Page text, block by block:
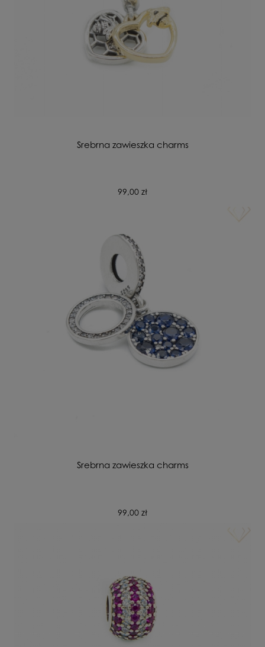
Srebrna zawieszka charms
99,00 zł
Srebrna zawieszka charms
99,00 zł